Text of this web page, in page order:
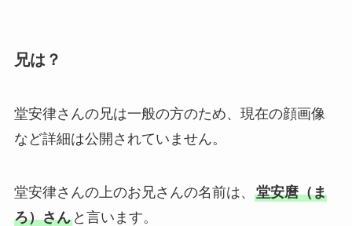
兄は？
堂安律さんの兄は一般の方のため、現在の顔画像
など詳細は公開されていません。
堂安律さんの上のお兄さんの名前は、 堂安麿（ま
ろ）さんと言います。